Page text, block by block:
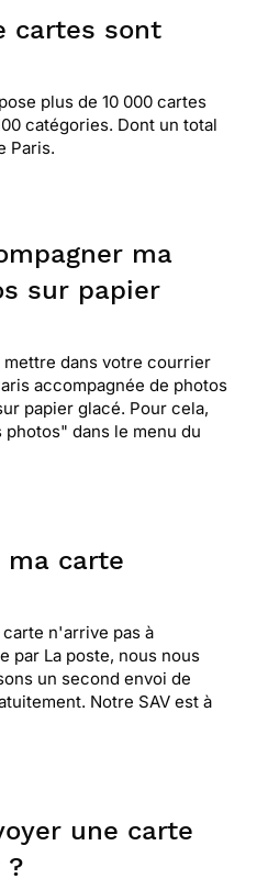
cartes sont
plus de 10 000 cartes
catégories. Dont un total
Paris.
ma
sur papier
dans votre courrier
accompagnée de photos
papier glacé. Pour cela,
dans le menu du
ma carte
n'arrive pas à
par La poste, nous nous
un second envoi de
Notre SAV est à
une carte
?